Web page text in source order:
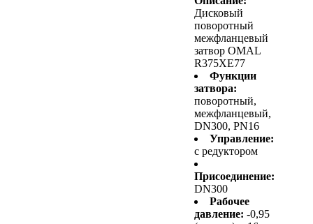
Дисковый
поворотный
межфланцевый
затвор OMAL
R375XE77
Функции
затвора:
поворотный,
межфланцевый,
DN300, PN16
Управление:
с редуктором
Присоединение:
DN300
Рабочее
давление: -0,95